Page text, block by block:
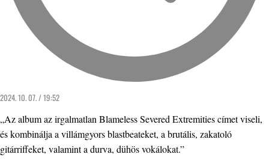
2024. 10. 07. / 19:52
„Az album az irgalmatlan Blameless Severed Extremities címet viseli,
és kombinálja a villámgyors blastbeateket, a brutális, zakatoló
gitárriffeket, valamint a durva, dühös vokálokat.”